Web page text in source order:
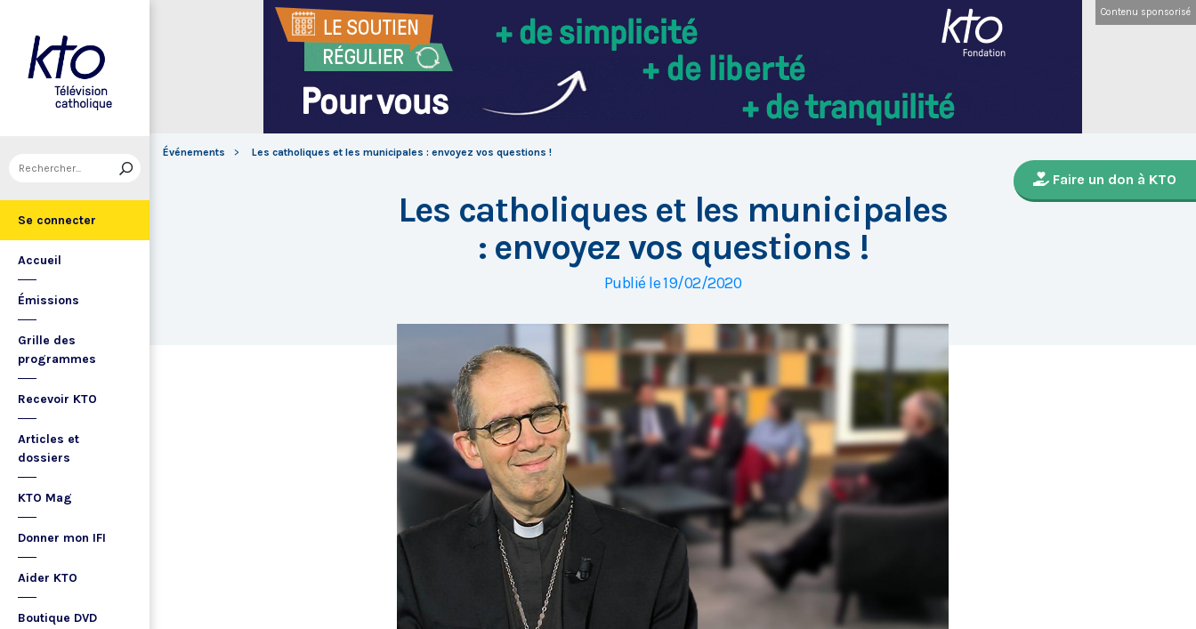
Se connecter
Accueil
Émissions
Grille des
programmes
Recevoir KTO
Articles et
dossiers
KTO Mag
Donner mon IFI
Aider KTO
Boutique DVD
Contenu sponsorisé
Événements Les catholiques et les municipales : envoyez vos questions !
Faire un don à KTO
Les catholiques et les municipales
: envoyez vos questions !
Publié le 19/02/2020